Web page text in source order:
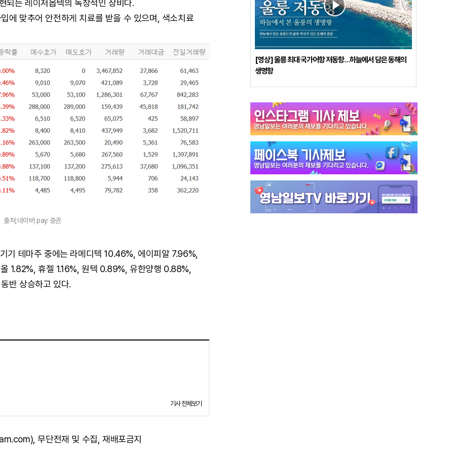
되는 레이저옵텍의 독창적인 장비다.
에 맞추어 안전하게 치료를 받을 수 있으며, 색소치료
출처;네이버 pay 증권
기 테마주 중에는 라메디텍 10.46%, 에이피알 7.96%,
1.82%, 휴젤 1.16%, 원텍 0.89%, 유한양행 0.88%,
반 상승하고 있다.
기사 전체보기
무단전재 및 수집, 재배포금지
[영상] 울릉 최대 국가어항 저동항…하늘에서 담은 동해의
생명항